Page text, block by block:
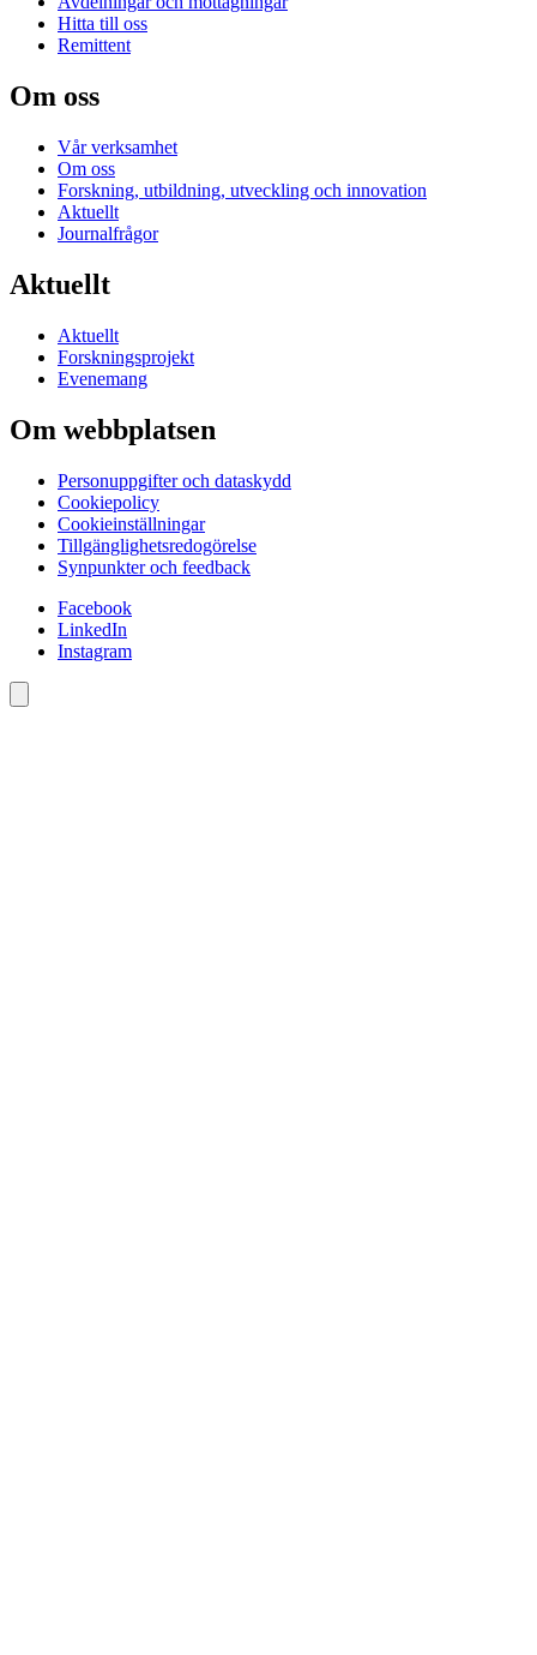
Hitta till oss
Remittent
Om oss
Vår verksamhet
Om oss
Forskning, utbildning, utveckling och innovation
Aktuellt
Journalfrågor
Aktuellt
Aktuellt
Forskningsprojekt
Evenemang
Om webbplatsen
Personuppgifter och dataskydd
Cookiepolicy
Cookieinställningar
Tillgänglighetsredogörelse
Synpunkter och feedback
Facebook
LinkedIn
Instagram